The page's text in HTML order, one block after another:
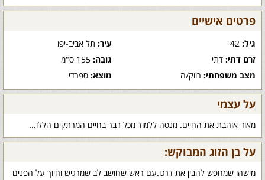
פרטים אישיים
גיל: עיר:תל אביב-יפו
זרם דתי: דתי גובה:155 ס"מ
מצב משפחתי: רווק/ה מוצא:ספרדי
על עצמי
מאוד אוהבת את החיים. מנסה ללמוד מכל דבר בחיים המרתקים הללו...
על בן הזוג המבוקש:
מישהו שמחפש להבין את דרכו.עם ראש שחושב לב שמרגיש וחיוך על הפנים